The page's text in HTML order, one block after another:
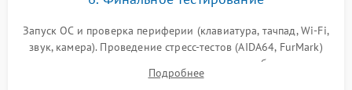
Запуск ОС и проверка периферии (клавиатура, тачпад, Wi-Fi,
звук, камера). Проведение стресс-тестов (AIDA64, FurMark)
для контроля температурного режима и стабильности
системы под пиковой нагрузкой.
Подробнее